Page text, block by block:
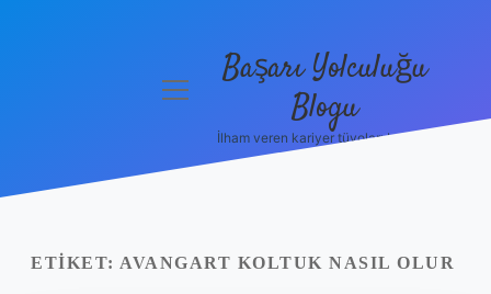
menüyüBaşarı Yolculuğu
Blogu
İlham veren kariyer tüyoları burada!
ETIKET: AVANGART KOLTUK NASIL OLUR